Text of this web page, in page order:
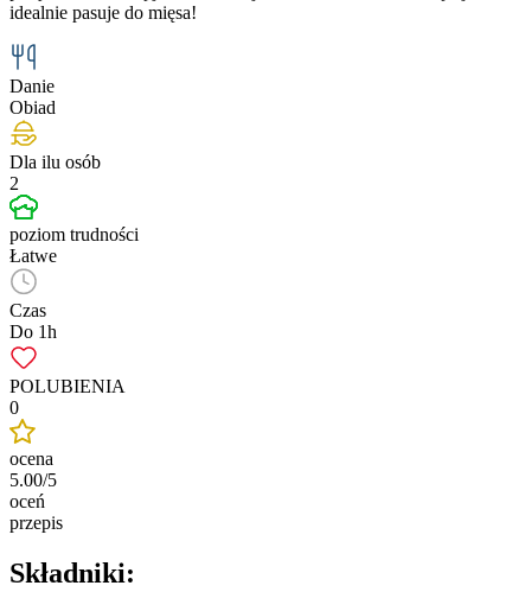
idealnie pasuje do mięsa!
Danie
Obiad
Dla ilu osób
2
poziom trudności
Łatwe
Czas
Do 1h
POLUBIENIA
0
ocena
5.00/5
oceń
przepis
Składniki: